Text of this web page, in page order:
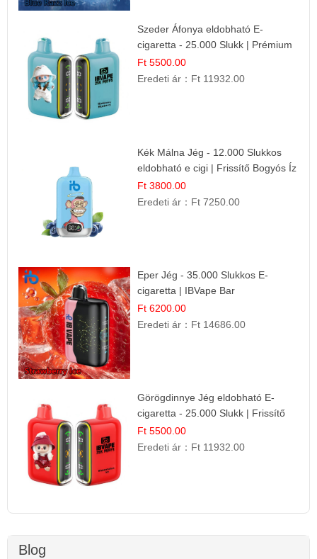
Szeder Áfonya eldobható E-
cigaretta - 25.000 Slukk | Prémium
Gyümölcs Íz
Ft 5500.00
Eredeti ár： Ft 11932.00
Kék Málna Jég - 12.000 Slukkos
eldobható e cigi | Frissítő Bogyós Íz
Ft 3800.00
Eredeti ár： Ft 7250.00
Eper Jég - 35.000 Slukkos E-
cigaretta | IBVape Bar
Ft 6200.00
Eredeti ár： Ft 14686.00
Görögdinnye Jég eldobható E-
cigaretta - 25.000 Slukk | Frissítő
Nyári Íz
Ft 5500.00
Eredeti ár： Ft 11932.00
Blog